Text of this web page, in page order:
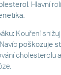
. Hlavní
Kouření
poškozuje
cholesterolu